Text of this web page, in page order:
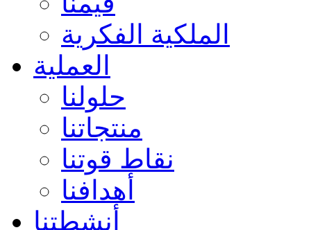
الملكية الفكرية
العملية
حلولنا
منتجاتنا
نقاط قوتنا
أهدافنا
أنشطتنا